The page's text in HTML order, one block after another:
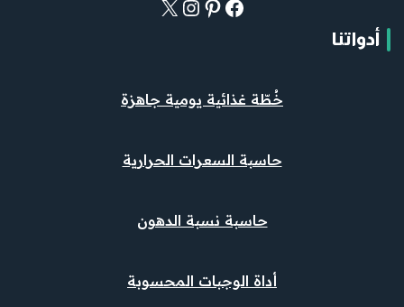
أدواتنا
خُطّة غذائية يومية جاهزة
حاسبة السعرات الحرارية
حاسبة نسبة الدهون
أداة الوجبات المحسوبة